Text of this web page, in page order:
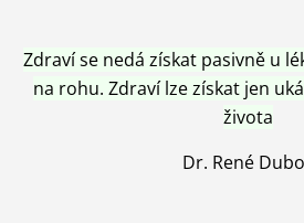
Zdraví se nedá získat pasivně u
na rohu. Zdraví lze získat jen
života
Dr. René